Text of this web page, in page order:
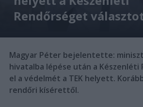
Rendőrséget
Magyar Péter bejelentette:
hivatalba lépése után a Készenléti
el a védelmét a TEK helyett.
rendőri kísérettől.